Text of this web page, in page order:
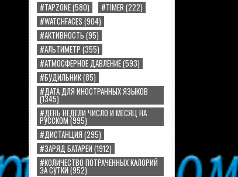
#TAPZONE(580) #TIMER (222)
#WATCHFACES (904)
#АКТИВНОСТЬ (95)
#АЛЬТИМЕТР (355)
#АТМОСФЕРНОЕ ДАВЛЕНИЕ(593)
#БУДИЛЬНИК(85)
#ДАТА ДЛЯ ИНОСТРАННЫХ ЯЗЫКОВ
(1345)
#ДЕНЬ НЕДЕЛИ ЧИСЛО И МЕСЯЦ НА
РУССКОМ(995)
#ДИСТАНЦИЯ (295)
#ЗАРЯД БАТАРЕИ (1912)
#КОЛИЧЕСТВО ПОТРАЧЕННЫХ КАЛОРИЙ
ЗА СУТКИ(952)